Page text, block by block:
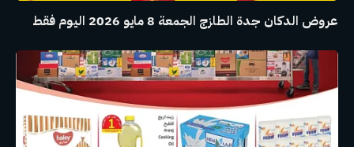
عروض الدكان جدة الطازج الجمعة 8 مايو 2026 اليوم فقط